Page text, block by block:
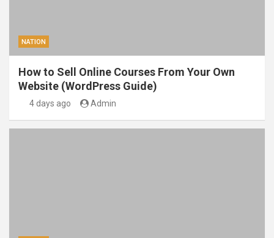
NATION
How to Sell Online Courses From Your Own
Website (WordPress Guide)
4 days ago Admin